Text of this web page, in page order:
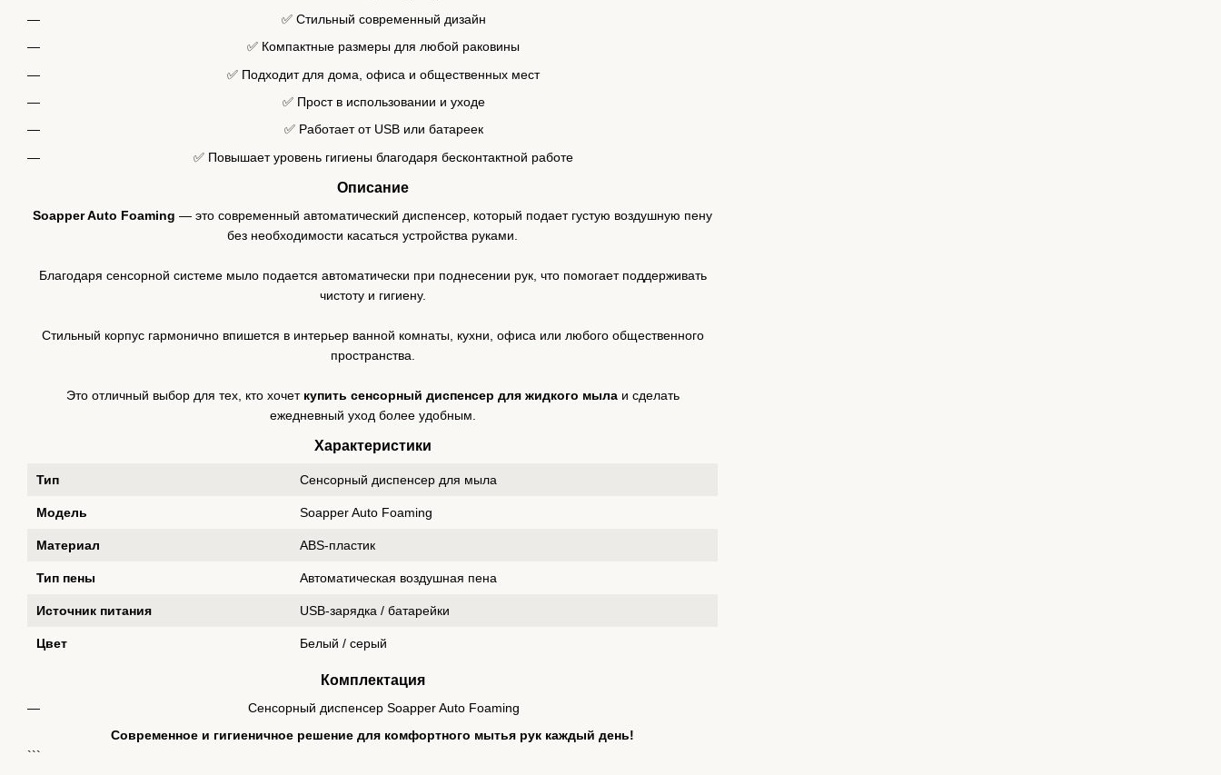
✅ Стильный современный дизайн
✅ Компактные размеры для любой раковины
✅ Подходит для дома, офиса и общественных мест
✅ Прост в использовании и уходе
✅ Работает от USB или батареек
✅ Повышает уровень гигиены благодаря бесконтактной работе
Описание
Soapper Auto Foaming — это современный автоматический диспенсер, который подает густую воздушную пену
без необходимости касаться устройства руками.
Благодаря сенсорной системе мыло подается автоматически при поднесении рук, что помогает поддерживать
чистоту и гигиену.
Стильный корпус гармонично впишется в интерьер ванной комнаты, кухни, офиса или любого общественного
пространства.
Это отличный выбор для тех, кто хочет купить сенсорный диспенсер для жидкого мылаи сделать
ежедневный уход более удобным.
Характеристики
Тип Сенсорный диспенсер для мыла
Модель Soapper Auto Foaming
Материал ABS-пластик
Тип пены Автоматическая воздушная пена
Источник питания USB-зарядка / батарейки
Цвет Белый / серый
Комплектация
Сенсорный диспенсер Soapper Auto Foaming
Современное и гигиеничное решение для комфортного мытья рук каждый день!
```